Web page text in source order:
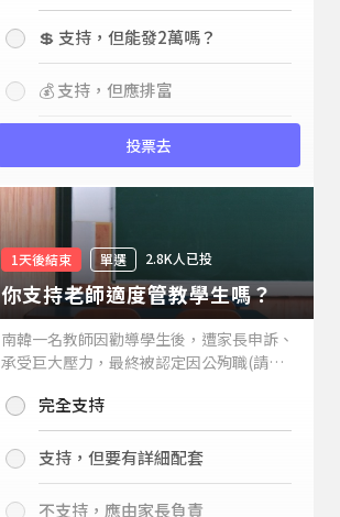
💲 支持，但能發2萬嗎？
💰 支持，但應排富
投票去
1天後結束 單選 2.8K人已投
你支持老師適度管教學生嗎？
南韓一名教師因勸導學生後，遭家長申訴、
承受巨大壓力，最終被認定因公殉職(請見
你支持老師適度管教學生嗎？
完全支持
支持，但要有詳細配套
不支持，應由家長負責